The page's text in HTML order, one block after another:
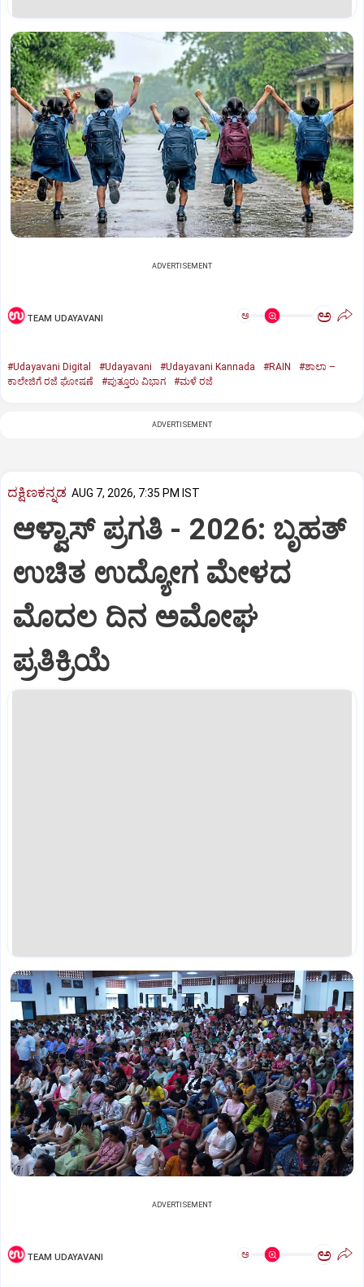
ADVERTISEMENT
TEAM UDAYAVANI ಅ ಅ
#Udayavani Digital #Udayavani #Udayavani Kannada #RAIN
#ಶಾಲಾ –
ಕಾಲೇಜಿಗೆ ರಜೆ ಘೋಷಣೆ
#ಪುತ್ತೂರು ವಿಭಾಗ #ಮಳೆ ರಜೆ
ADVERTISEMENT
ದಕ್ಷಿಣಕನ್ನಡ AUG 7, 2026, 7:35 PM IST
ಆಳ್ವಾಸ್‌ ಪ್ರಗತಿ - 2026: ಬೃಹತ್
ಉಚಿತ ಉದ್ಯೋಗ ಮೇಳದ
ಮೊದಲ ದಿನ ಅಮೋಘ
ಪ್ರತಿಕ್ರಿಯೆ
ADVERTISEMENT
TEAM UDAYAVANI ಅ ಅ